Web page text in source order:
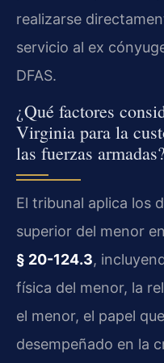
realizarse
servicio al ex
DFAS.
¿Qué factores
Virginia para la
las fuerzas armadas?
El tribunal aplica los
superior del menor
§ 20-124.3,
física del menor, la
el menor, el papel
desempeñado en la